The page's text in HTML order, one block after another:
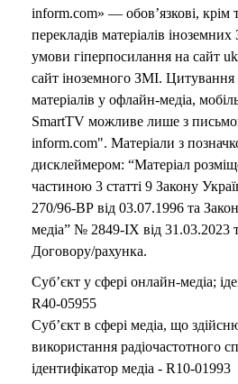
inform.com» — обов’язкові, крім
перекладів матеріалів
умови гіперпосилання на сайт
сайт іноземного ЗМІ. Цитування
матеріалів у офлайн-медіа,
SmartTV можливе лише з
inform.com". Матеріали з
дисклеймером: “Матеріал
частиною 3 статті 9 Закону
270/96-ВР від 03.07.1996 та
медіа” № 2849-IX від 31.03.2023
Договору/рахунка.
Суб’єкт у сфері онлайн-медіа;
R40-05955
Суб’єкт в сфері медіа, що
використання радіочастотного
ідентифікатор медіа - R10-01993